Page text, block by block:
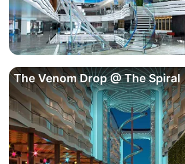
The Venom Drop @ The Spiral